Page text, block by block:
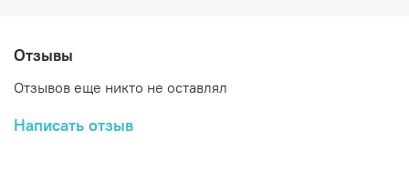
Отзывы
Отзывов еще никто не оставлял
Написать отзыв